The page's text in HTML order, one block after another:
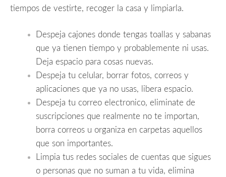
tiempos de vestirte, recoger la casa y limpiarla.
Despeja cajones donde tengas toallas y sabanas
que ya tienen tiempo y probablemente ni usas.
Deja espacio para cosas nuevas.
Despeja tu celular, borrar fotos, correos y
aplicaciones que ya no usas, libera espacio.
Despeja tu correo electronico, eliminate de
suscripciones que realmente no te importan,
borra correos u organiza en carpetas aquellos
que son importantes.
Limpia tus redes sociales de cuentas que sigues
o personas que no suman a tu vida, elimina